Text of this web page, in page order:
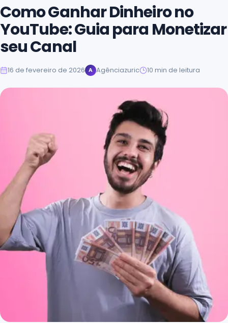
Como Ganhar Dinheiro no
YouTube: Guia para Monetizar
seu Canal
16 de fevereiro de 2026 A Agênciazuric 10 min de leitura